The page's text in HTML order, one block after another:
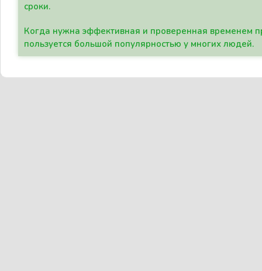
сроки.
Когда нужна эффективная и проверенная временем
пользуется большой популярностью у многих людей.